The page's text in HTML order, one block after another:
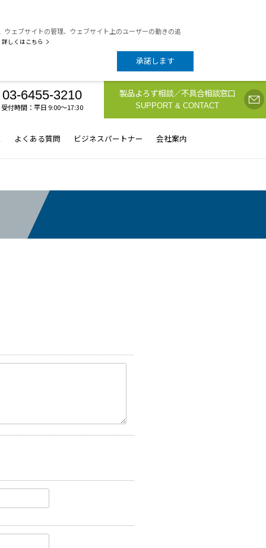
ェブサイトの管理、ウェブサイト上のユーザーの動きの追
詳しくはこちら
承諾します
03-6455-3210
受付時間：平日 9:00〜17:30
製品よろず相談／不具合相談窓口
SUPPORT & CONTACT
よくある質問 ビジネスパートナー 会社案内